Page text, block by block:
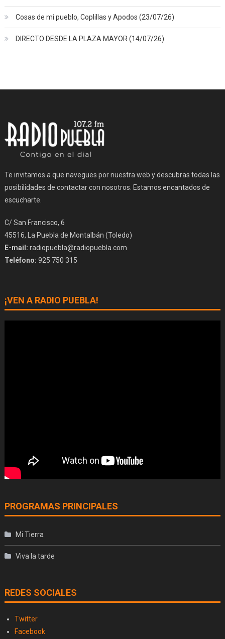
Cosas de mi pueblo, Coplillas y Apodos (23/07/26)
DIRECTO DESDE LA PLAZA MAYOR (14/07/26)
Te invitamos a que navegues por nuestra web y descubras todas las
posibilidades de contactar con nosotros. Estamos encantados de
escucharte.
C/ San Francisco, 6
45516, La Puebla de Montalbán (Toledo)
E-mail: radiopuebla@radiopuebla.com
Teléfono: 925 750 315
¡VEN A RADIO PUEBLA!
PROGRAMAS PRINCIPALES
Mi Tierra
Viva la tarde
REDES SOCIALES
Twitter
Facebook